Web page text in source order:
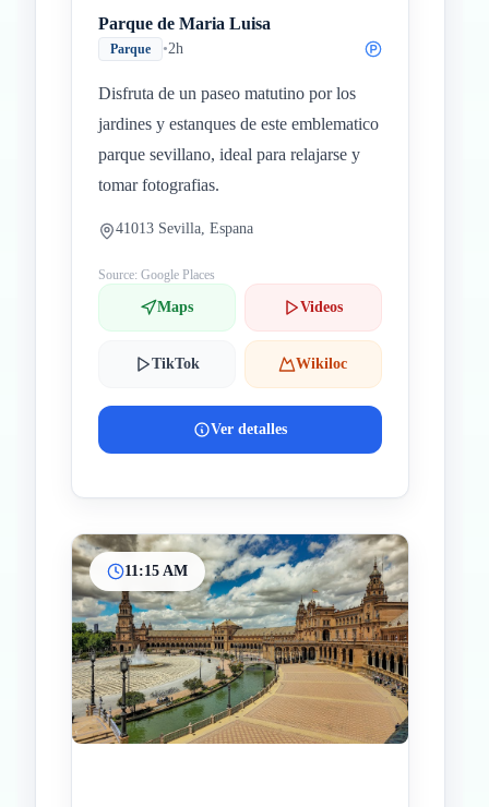
Parque de Maria Luisa
Parque •2h
Disfruta de un paseo matutino por los
jardines y estanques de este emblematico
parque sevillano, ideal para relajarse y
tomar fotografias.
41013 Sevilla, Espana
Source: Google Places
Maps Videos
TikTok Wikiloc
Ver detalles
11:15 AM